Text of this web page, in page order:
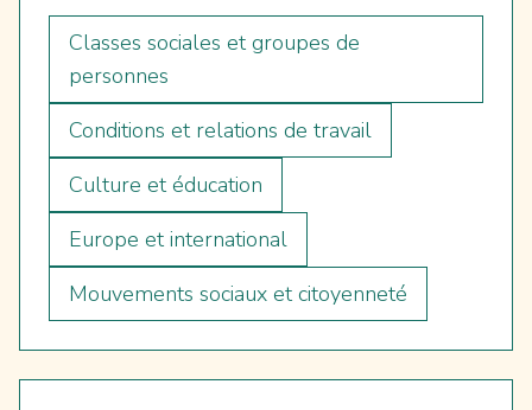
Classes sociales et groupes de
personnes
Conditions et relations de travail
Culture et éducation
Europe et international
Mouvements sociaux et citoyenneté